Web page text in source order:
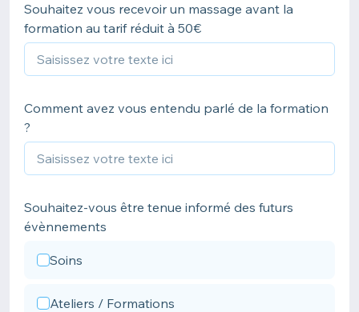
Souhaitez vous recevoir un massage avant la
formation au tarif réduit à 50€
Comment avez vous entendu parlé de la formation
?
Souhaitez-vous être tenue informé des futurs
évènnements
Soins
Ateliers / Formations